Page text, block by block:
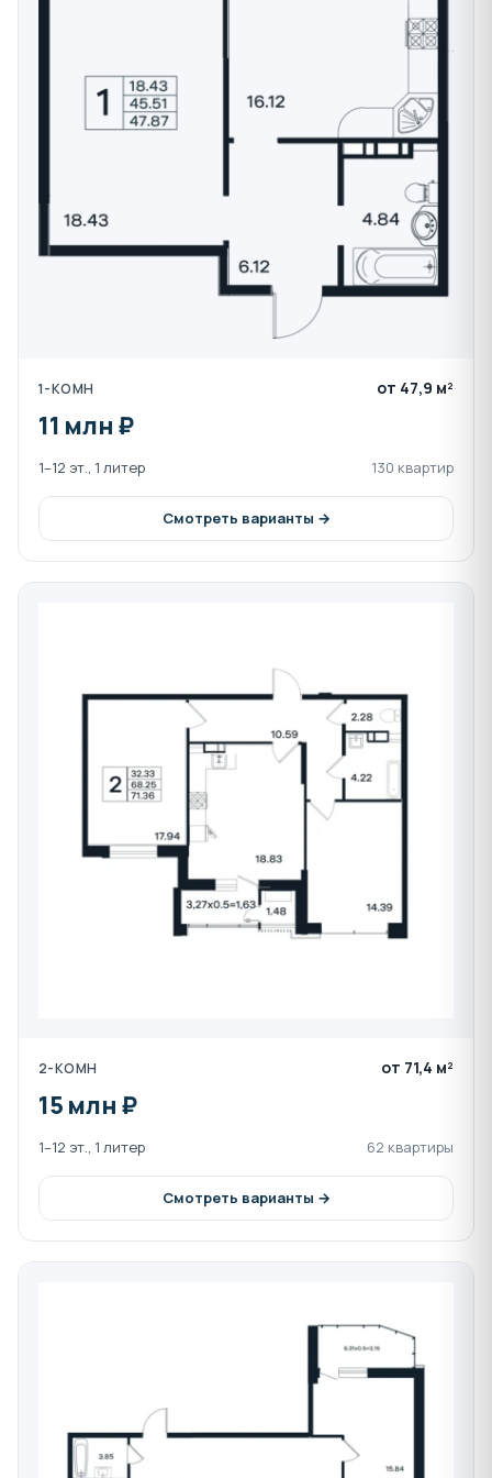
Современными лифтами с доступом к
подземным паркингам.
для безопасности и
Адресной пожарной сигнализацией во всех
квартирах.
Придомовая территория
Закрытая территория двора спроектирована для
максимального удобства и безопасности:
Площадки для футбола, баскетбола и других
активностей.
дизайну
с редкими растениями и зелеными
уголками для отдыха.
О квартирах
ЖК «Эндемик» предлагает жилье с продуманными
Однокомнатные квартиры
Двухкомнатные квартирыот 73 до 90 м².
Трехкомнатные квартиры106 м².
Каждая квартира сдается в
предчистовой отделке
что включает:
Штукатурку стен и разводку электрики.
Заливку пола стяжкой.
Остекление лоджий и гидроизоляцию
Приватная территория
с круглосуточным
видеонаблюдением.
вопросах и прием курьеров.
Боксы для храненияколясок и других вещей.
Видовые квартиры с большими окнами,
наполняющими помещения естественным
светом.
Комплекс будет введен в эксплуатацию вI квартале
Преимущества покупки через
Ассоциацию застройщиков
Покупая квартиру в ЖК «Эндемик» через
1-КОМН от 47,9 м²
11 млн ₽
1–12 эт., 1 литер 130 квартир
Смотреть варианты →
2-КОМН от 71,4 м²
15 млн ₽
1–12 эт., 1 литер 62 квартиры
Смотреть варианты →